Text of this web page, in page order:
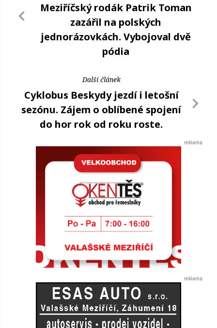
Meziříčský rodák Patrik Toman
zazářil na polských
jednorázovkách. Vybojoval dvě
pódia
Další článek
Cyklobus Beskydy jezdí i letošní
sezónu. Zájem o oblíbené spojení
do hor rok od roku roste.